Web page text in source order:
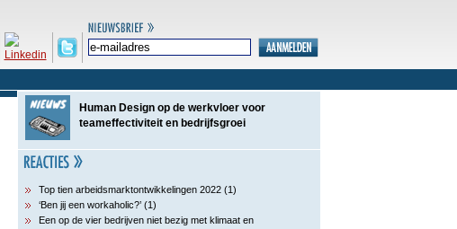
Human Design op de werkvloer voor
teameffectiviteit en bedrijfsgroei
Top tien arbeidsmarktontwikkelingen 2022 (1)
‘Ben jij een workaholic?’ (1)
Een op de vier bedrijven niet bezig met klimaat en